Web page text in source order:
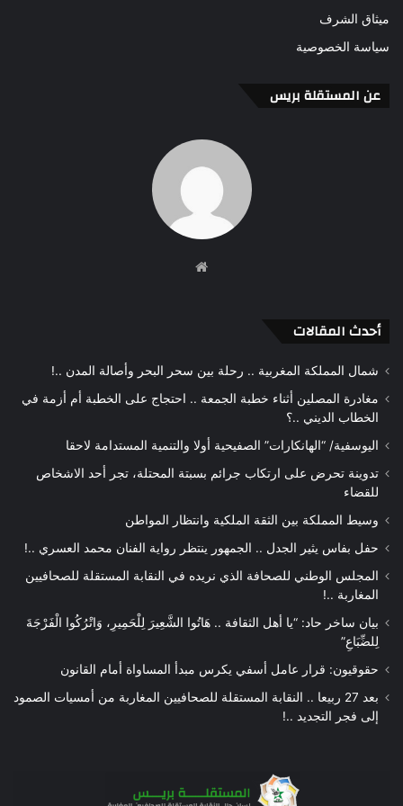
ميثاق الشرف
سياسة الخصوصية
عن المستقلة بريس
أحدث المقالات
شمال المملكة المغربية .. رحلة بين سحر البحر وأصالة المدن ..!
مغادرة المصلين أثناء خطبة الجمعة .. احتجاج على الخطبة أم أزمة في
الخطاب الديني ..؟
اليوسفية/ “الهانكارات” الصفيحية أولا والتنمية المستدامة لاحقا
تدوينة تحرض على ارتكاب جرائم بسبتة المحتلة، تجر أحد الاشخاص
للقضاء
وسيط المملكة بين الثقة الملكية وانتظار المواطن
حفل بفاس يثير الجدل .. الجمهور ينتظر رواية الفنان محمد العسري ..!
المجلس الوطني للصحافة الذي نريده في النقابة المستقلة للصحافيين
المغاربة ..!
بيان ساخر حاد: “يا أهل الثقافة .. هَاتُوا الشَّعِيرَ لِلْحَمِيرِ، وَاتْرُكُوا الْفَرْجَةَ
لِلضِّبَاعِ”
حقوقيون: قرار عامل أسفي يكرس مبدأ المساواة أمام القانون
بعد 27 ربيعا .. النقابة المستقلة للصحافيين المغاربة من أمسيات الصمود
إلى فجر التجديد ..!